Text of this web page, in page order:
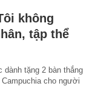
không
tập thể
dành tặng 2 bàn thắng
cho người